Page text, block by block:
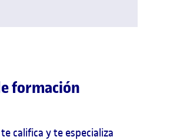
formación
califica y te especializa